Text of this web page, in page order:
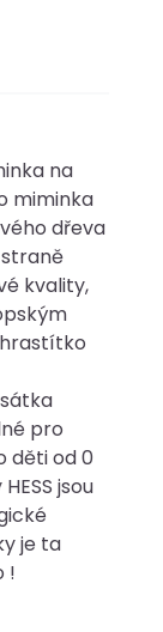
na
miminka
dřeva
kvality,
pro
děti od 0
jsou
je ta
!